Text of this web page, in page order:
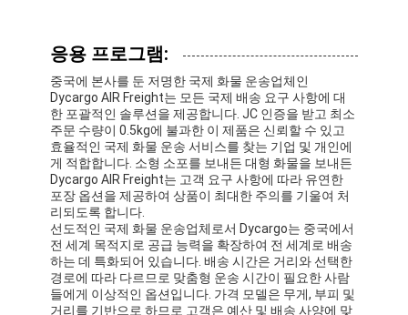
지금 챗팅하세요
국제 화물운송 포워드
공기 운임 후불
해상운송
중국에서 DDP 배송
선적을 나타내세요
응용 프로그램:
중국에 본사를 둔 저명한 국제 화물 운송업체인
Dycargo AIR Freight는 모든 국제 배송 요구 사항에 대
한 포괄적인 솔루션을 제공합니다. JC 인증을 받고 최소
주문 수량이 0.5kg에 불과한 이 제품은 신뢰할 수 있고
효율적인 국제 화물 운송 서비스를 찾는 기업 및 개인에
게 적합합니다. 소형 소포를 보내든 대형 화물을 보내든
Dycargo AIR Freight는 고객 요구 사항에 따라 유연한
포장 옵션을 제공하여 상품이 최대한 주의를 기울여 처
리되도록 합니다.
선도적인 국제 화물 운송업체로서 Dycargo는 중국에서
전 세계 목적지로 공급 능력을 확장하여 전 세계로 배송
하는 데 특화되어 있습니다. 배송 시간은 거리와 선택한
경로에 따라 다르므로 맞춤형 운송 시간이 필요한 사람
들에게 이상적인 옵션입니다. 가격 모델은 무게, 부피 및
거리를 기반으로 하므로 고객은 예산 및 배송 사양에 맞